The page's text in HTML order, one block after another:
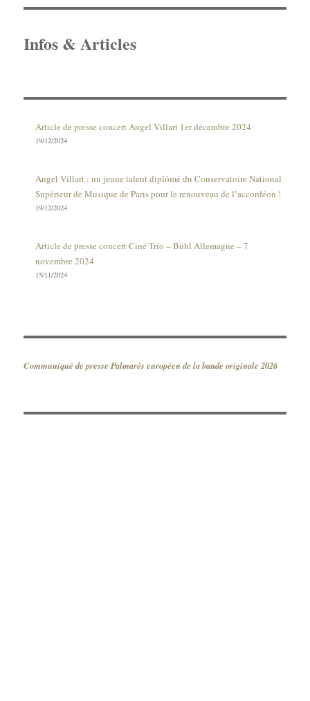
Infos & Articles
Article de presse concert Angel Villart 1er décembre 2024
19/12/2024
Angel Villart : un jeune talent diplômé du Conservatoire National
Supérieur de Musique de Paris pour le renouveau de l’accordéon !
19/12/2024
Article de presse concert Ciné Trio – Bühl Allemagne – 7
novembre 2024
15/11/2024
Communiqué de presse Palmarès européen de la bande originale 2026